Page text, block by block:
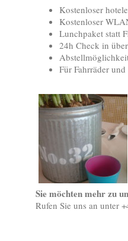
Kostenloser
Kostenloser
Lunchpaket statt
24h Check in
Für Fahrräder
Sie möchten mehr zu
Rufen Sie uns an unter